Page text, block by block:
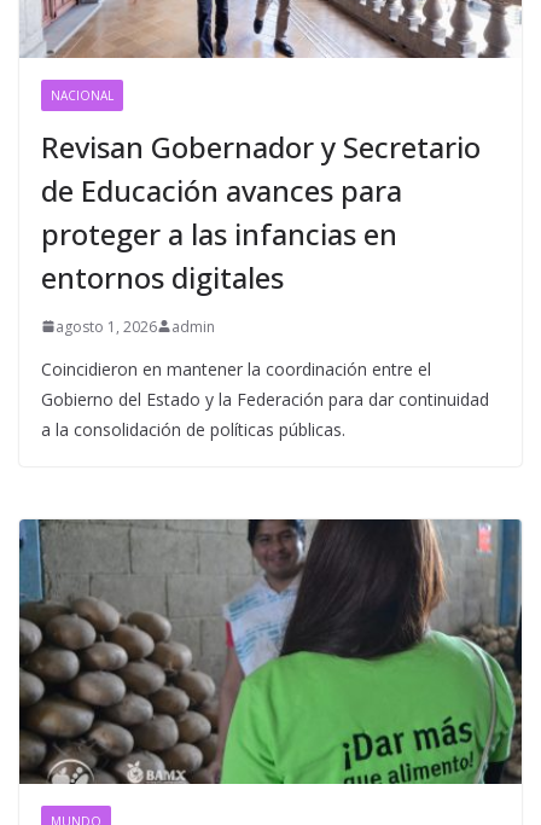
NACIONAL
Revisan Gobernador y Secretario
de Educación avances para
proteger a las infancias en
entornos digitales
agosto 1, 2026 admin
Coincidieron en mantener la coordinación entre el
Gobierno del Estado y la Federación para dar continuidad
a la consolidación de políticas públicas.
MUNDO